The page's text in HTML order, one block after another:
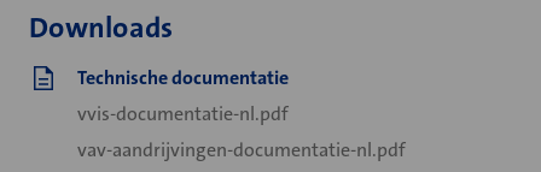
Downloads
Technische documentatie
vvis-documentatie-nl.pdf
vav-aandrijvingen-documentatie-nl.pdf